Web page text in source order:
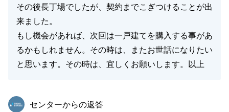
その後長丁場でしたが、契約までこぎつけることが出
来ました。
もし機会があれば、次回は一戸建てを購入する事があ
るかもしれません。その時は、またお世話になりたい
と思います。その時は、宜しくお願いします。以上
東急リバブル
センターからの返答